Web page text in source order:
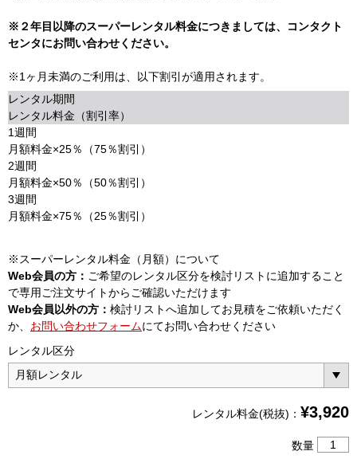
※２年目以降のスーパーレンタル料金につきましては、コンタクト
センタにお問い合わせください。
※1ヶ月未満のご利用は、以下割引が適用されます。
レンタル期間
レンタル料金（割引率）
1週間
月額料金×25％（75％割引）
2週間
月額料金×50％（50％割引）
3週間
月額料金×75％（25％割引）
※スーパーレンタル料金（月額）について
Web会員の方： ご希望のレンタル区分を検討リストに追加すること
で専用ご注文サイトからご確認いただけます
Web会員以外の方： 検討リストへ追加してお見積をご依頼いただく
か、 お問い合わせフォームにてお問い合わせください
レンタル区分
レンタル料金(税抜)： ¥3,920
数量